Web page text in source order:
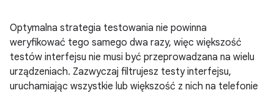
Optymalna strategia testowania nie powinna
weryfikować tego samego dwa razy, więc większość
testów interfejsu nie musi być przeprowadzana na wielu
urządzeniach. Zazwyczaj filtrujesz testy interfejsu,
uruchamiając wszystkie lub większość z nich na telefonie